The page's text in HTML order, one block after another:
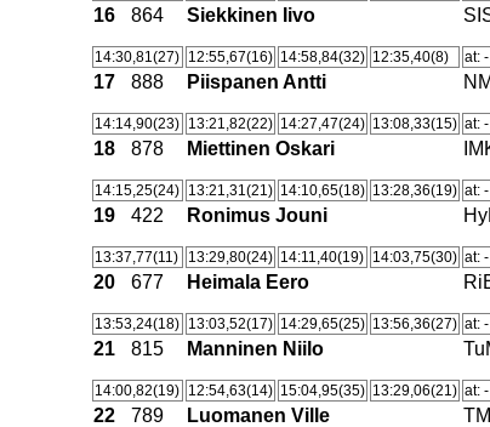
16 864 Siekkinen Iivo
14:30,81(27) 12:55,67(16) 14:58,84(32) 12:35,40(8) at: -
17 888 Piispanen Antti
14:14,90(23) 13:21,82(22) 14:27,47(24) 13:08,33(15) at: -
18 878 Miettinen Oskari
14:15,25(24) 13:21,31(21) 14:10,65(18) 13:28,36(19) at: -
19 422 Ronimus Jouni
13:37,77(11) 13:29,80(24) 14:11,40(19) 14:03,75(30) at: -
20 677 Heimala Eero
13:53,24(18) 13:03,52(17) 14:29,65(25) 13:56,36(27) at: -
21 815 Manninen Niilo
14:00,82(19) 12:54,63(14) 15:04,95(35) 13:29,06(21) at: -
22 789 Luomanen Ville